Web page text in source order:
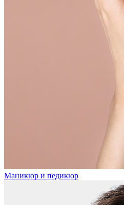
Маникюр и педикюр